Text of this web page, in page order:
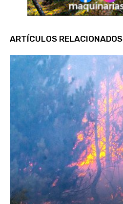
ARTÍCULOS RELACIONADOS